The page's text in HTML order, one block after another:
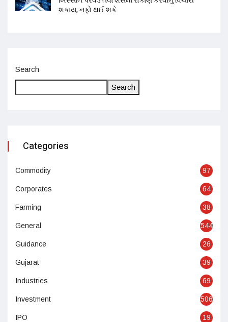
શકાય, નફો થઈ શકે
Search
Search
Categories
Commodity 97
Corporates 64
Farming 38
General 544
Guidance 26
Gujarat 39
Industries 69
Investment 506
IPO 19